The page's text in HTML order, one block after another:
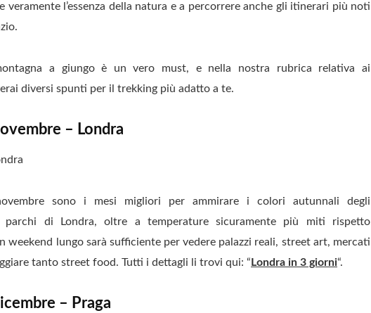
veramente l’essenza della natura e a percorrere anche gli itinerari più noti
a giungo è un vero must, e nella nostra rubrica relativa ai
diversi spunti per il trekking più adatto a te.
– Londra
sono i mesi migliori per ammirare i colori autunnali degli
parchi di Londra, oltre a temperature sicuramente più miti rispetto
weekend lungo sarà sufficiente per vedere palazzi reali, street art, mercati
tanto street food. Tutti i dettagli li trovi qui: “ Londra in 3 giorni“.
– Praga